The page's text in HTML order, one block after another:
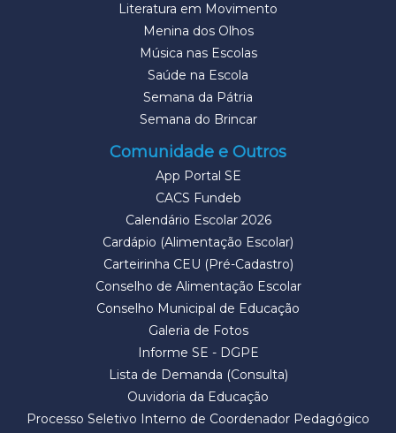
Literatura em Movimento
Menina dos Olhos
Música nas Escolas
Saúde na Escola
Semana da Pátria
Semana do Brincar
Comunidade e Outros
App Portal SE
CACS Fundeb
Calendário Escolar 2026
Cardápio (Alimentação Escolar)
Carteirinha CEU (Pré-Cadastro)
Conselho de Alimentação Escolar
Conselho Municipal de Educação
Galeria de Fotos
Informe SE - DGPE
Lista de Demanda (Consulta)
Ouvidoria da Educação
Processo Seletivo Interno de Coordenador Pedagógico